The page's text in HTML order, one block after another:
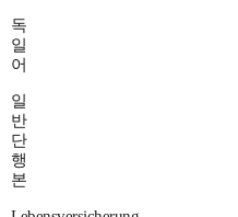
독
일
어
일
반
단
행
본